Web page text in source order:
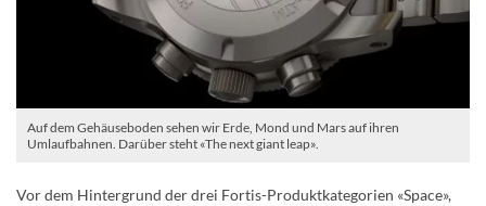
Auf dem Gehäuseboden sehen wir Erde, Mond und Mars auf ihren
Umlaufbahnen. Darüber steht «The next giant leap».
Vor dem Hintergrund der drei Fortis-Produktkategorien «Space»,